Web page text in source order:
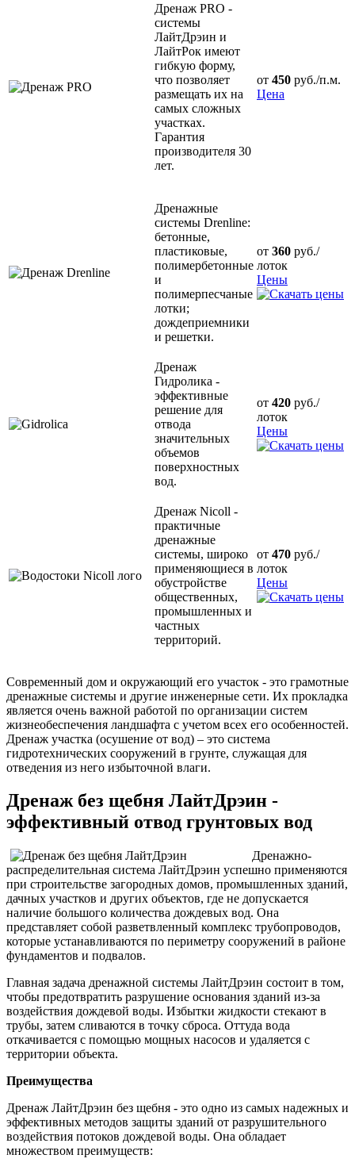
Дренаж PRO -
системы
ЛайтДрэин и
ЛайтРок имеют
гибкую форму,
что позволяет
размещать их на
самых сложных
участках.
Гарантия
производителя 30
лет.
от 450 руб./п.м.
Цена
Дренажные
системы Drenline:
бетонные,
пластиковые,
полимербетонные
и
полимерпесчаные
лотки;
дождеприемники
и решетки.
от 360 руб./
лоток
Цены
Дренаж
Гидролика -
эффективные
решение для
отвода
значительных
объемов
поверхностных
вод.
от 420 руб./
лоток
Цены
Дренаж Nicoll -
практичные
дренажные
системы, широко
применяющиеся в
обустройстве
общественных,
промышленных и
частных
территорий.
от 470 руб./
лоток
Цены
Современный дом и окружающий его участок - это грамотные
дренажные системы и другие инженерные сети. Их прокладка
является очень важной работой по организации систем
жизнеобеспечения ландшафта с учетом всех его особенностей.
Дренаж участка (осушение от вод) – это система
гидротехнических сооружений в грунте, служащая для
отведения из него избыточной влаги.
Дренаж без щебня ЛайтДрэин -
эффективный отвод грунтовых вод
Дренажно-
распределительная система ЛайтДрэин успешно применяются
при строительстве загородных домов, промышленных зданий,
дачных участков и других объектов, где не допускается
наличие большого количества дождевых вод. Она
представляет собой разветвленный комплекс трубопроводов,
которые устанавливаются по периметру сооружений в районе
фундаментов и подвалов.
Главная задача дренажной системы ЛайтДрэин состоит в том,
чтобы предотвратить разрушение основания зданий из-за
воздействия дождевой воды. Избытки жидкости стекают в
трубы, затем сливаются в точку сброса. Оттуда вода
откачивается с помощью мощных насосов и удаляется с
территории объекта.
Преимущества
Дренаж ЛайтДрэин без щебня - это одно из самых надежных и
эффективных методов защиты зданий от разрушительного
воздействия потоков дождевой воды. Она обладает
множеством преимуществ: